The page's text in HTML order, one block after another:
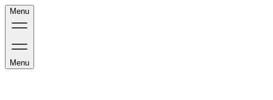
Menu
Menu